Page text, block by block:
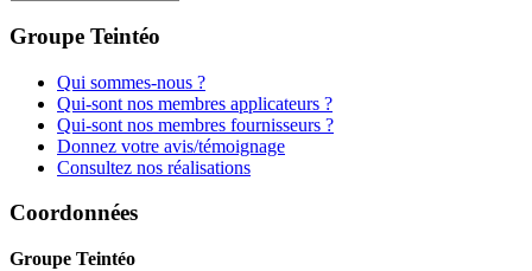
Groupe Teintéo
Qui sommes-nous ?
Qui-sont nos membres applicateurs ?
Qui-sont nos membres fournisseurs ?
Donnez votre avis/témoignage
Consultez nos réalisations
Coordonnées
Groupe Teintéo